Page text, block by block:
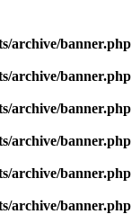
archive/banner.php
archive/banner.php
archive/banner.php
archive/banner.php
archive/banner.php
archive/banner.php